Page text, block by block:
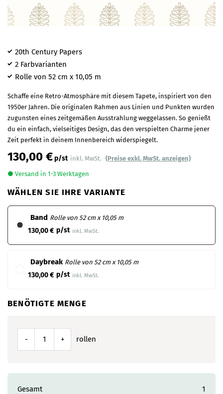
130,00 €p/st inkl. MwSt. (Preise exkl. MwSt. anzeigen)
● Versand in 1-3 Werktagen
WÄHLEN SIE IHRE VARIANTE
Band Rolle von 52 cm x 10,05 m
130,00 € p/st inkl. MwSt.
Daybreak Rolle von 52 cm x 10,05 m
130,00 € p/st inkl. MwSt.
BENÖTIGTE MENGE
- + rollen
Gesamt
1
20th Century Papers
2 Farbvarianten
Rolle von 52 cm x 10,05 m
Schaffe eine Retro-Atmosphäre mit diesem Tapete, inspiriert von den
1950er Jahren. Die originalen Rahmen aus Linien und Punkten wurden
zugunsten eines zeitgemäßen Ausstrahlung weggelassen. So genießt
du ein einfach, vielseitiges Design, das den verspielten Charme jener
Zeit perfekt in deinem Innenbereich widerspiegelt.